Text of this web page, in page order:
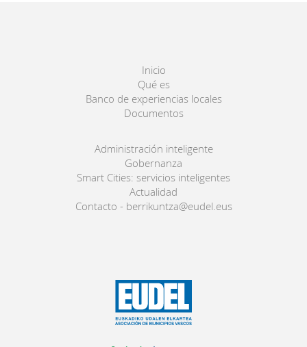
Inicio
Qué es
Banco de experiencias locales
Documentos
Administración inteligente
Gobernanza
Smart Cities: servicios inteligentes
Actualidad
Contacto - berrikuntza@eudel.eus